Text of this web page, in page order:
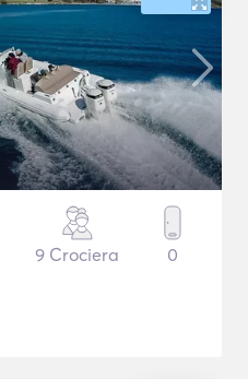
9 Crociera 0